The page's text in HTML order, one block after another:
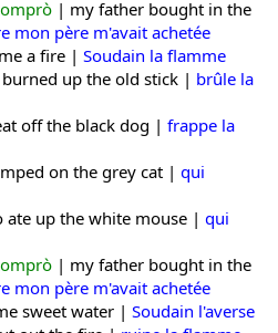
| my father bought in the
mon père m'avait achetée
a fire | Soudain la flamme
up the old stick | brûle la
off the black dog | frappe la
on the grey cat | qui
ate up the white mouse | qui
| my father bought in the
mon père m'avait achetée
sweet water | Soudain l'averse